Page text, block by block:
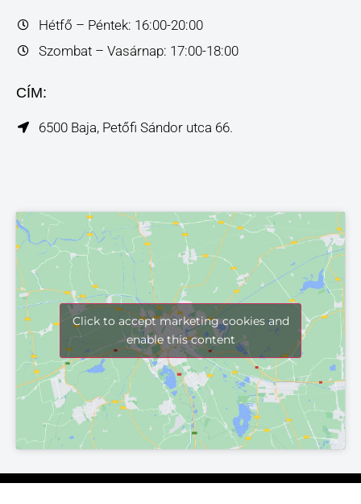
Hétfő – Péntek: 16:00-20:00
Szombat – Vasárnap: 17:00-18:00
CÍM:
6500 Baja, Petőfi Sándor utca 66.
Click to accept marketing cookies and
enable this content